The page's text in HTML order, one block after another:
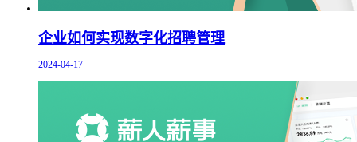
企业如何实现数字化招聘管理
2024-04-17